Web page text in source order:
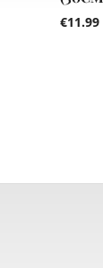
€11.99